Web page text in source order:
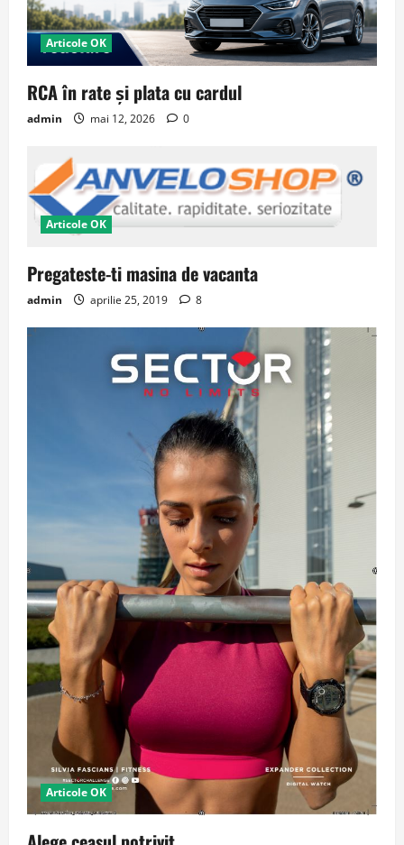
Articole OK
RCA în rate și plata cu cardul
admin mai 12, 2026 0
Articole OK
Pregateste-ti masina de vacanta
admin aprilie 25, 2019 8
Articole OK